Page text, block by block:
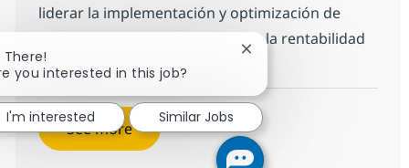
liderar la implementación y optimización de
soluciones SAP que impacten en la rentabilidad
de nuestros clientes.
See more
There!
you interested in this job?
Close chatbot
I'm interested Similar Jobs